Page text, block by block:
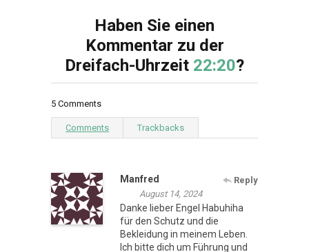
Haben Sie einen
Kommentar zu der
Dreifach-Uhrzeit 22:20?
5 Comments
Comments Trackbacks
Manfred
Reply
August 14, 2024
Danke lieber Engel Habuhiha
für den Schutz und die
Bekleidung in meinem Leben.
Ich bitte dich um Führung und